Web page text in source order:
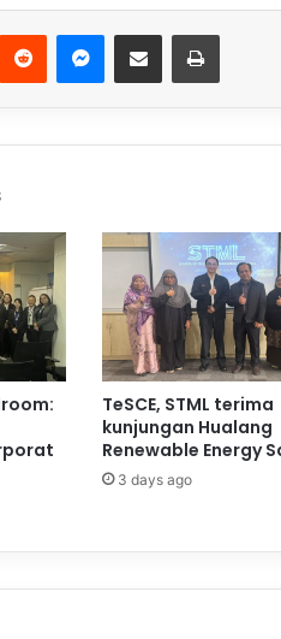
TeSCE, STML terima
kunjungan Hualang
Renewable Energy
3 days ago